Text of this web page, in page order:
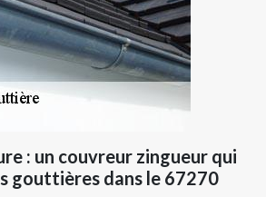
: un couvreur zingueur qui
gouttières dans le 67270